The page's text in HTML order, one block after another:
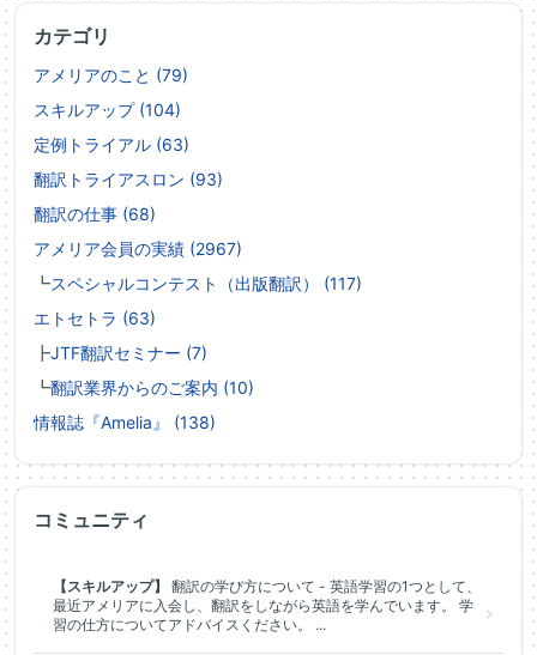
カテゴリ
アメリアのこと (79)
スキルアップ (104)
定例トライアル (63)
翻訳トライアスロン (93)
翻訳の仕事 (68)
アメリア会員の実績 (2967)
┗スペシャルコンテスト（出版翻訳） (117)
エトセトラ (63)
┣JTF翻訳セミナー (7)
┗翻訳業界からのご案内 (10)
情報誌『Amelia』 (138)
コミュニティ
【スキルアップ】
翻訳の学び方について - 英語学習の1つとして、
最近アメリアに入会し、翻訳をしながら英語を学んでいます。 学
習の仕方についてアドバイスください。 ...